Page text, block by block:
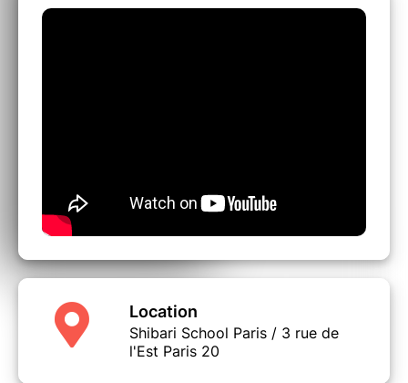
Location
Shibari School Paris / 3 rue de
l'Est Paris 20